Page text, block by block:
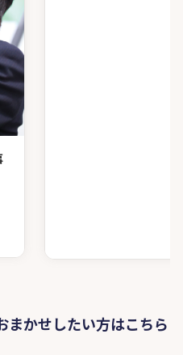
まかせしたい方はこちら